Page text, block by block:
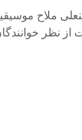
ملاح
نظر